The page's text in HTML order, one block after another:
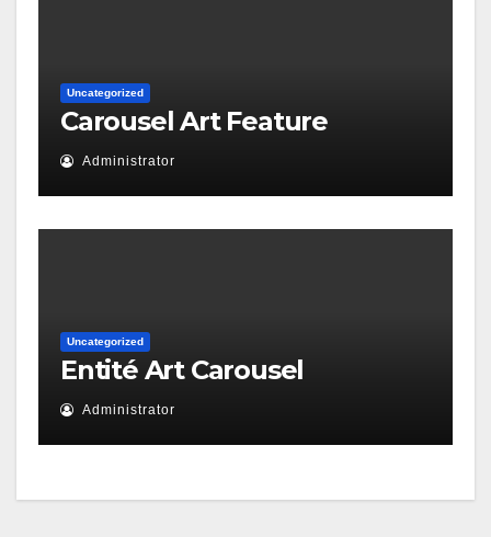
Uncategorized
Carousel Art Feature
Administrator
Uncategorized
Entité Art Carousel
Administrator